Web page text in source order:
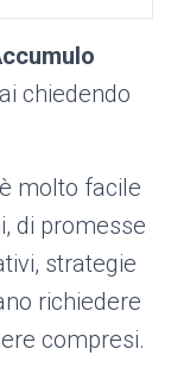
O
chiedendo
molto facile
di promesse
strategie
richiedere
compresi.